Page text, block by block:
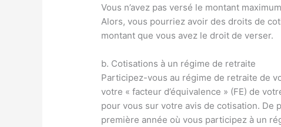
Vous n’avez pas versé le montant
Alors, vous pourriez avoir des droits de
montant que vous avez le droit de verser.
b. Cotisations à un régime de retraite
Participez-vous au régime de retraite de
votre « facteur d’équivalence » (FE) de
pour vous sur votre avis de cotisation. De
première année où vous participez à un